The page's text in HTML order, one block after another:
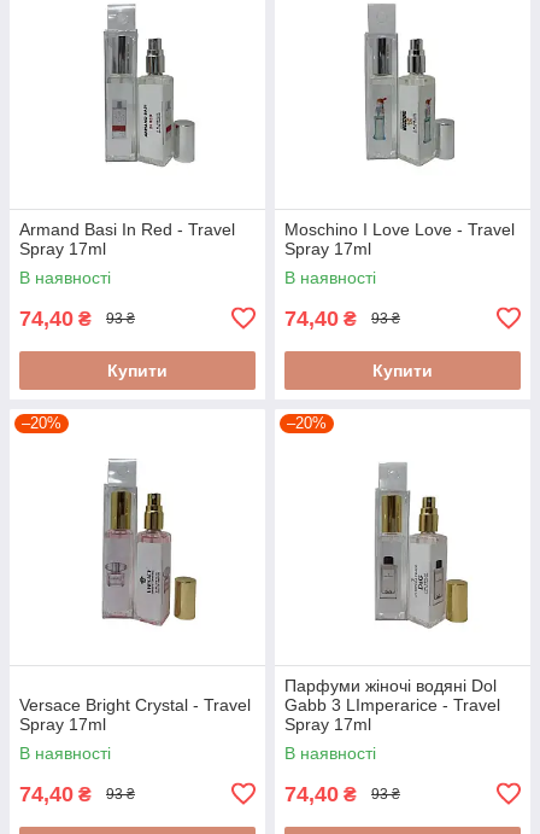
Armand Basi In Red - Travel
Spray 17ml
В наявності
74,40 ₴ 93 ₴
Купити
Moschino I Love Love - Travel
Spray 17ml
В наявності
74,40 ₴ 93 ₴
Купити
–20%
Versace Bright Crystal - Travel
Spray 17ml
В наявності
74,40 ₴ 93 ₴
–20%
Парфуми жіночі водяні Dol
Gabb 3 LImperarice - Travel
Spray 17ml
В наявності
74,40 ₴ 93 ₴